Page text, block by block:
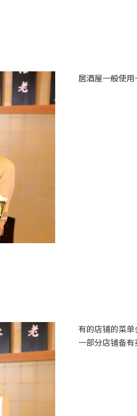
居酒屋一般使用
有的店铺的菜
一部分店铺备有